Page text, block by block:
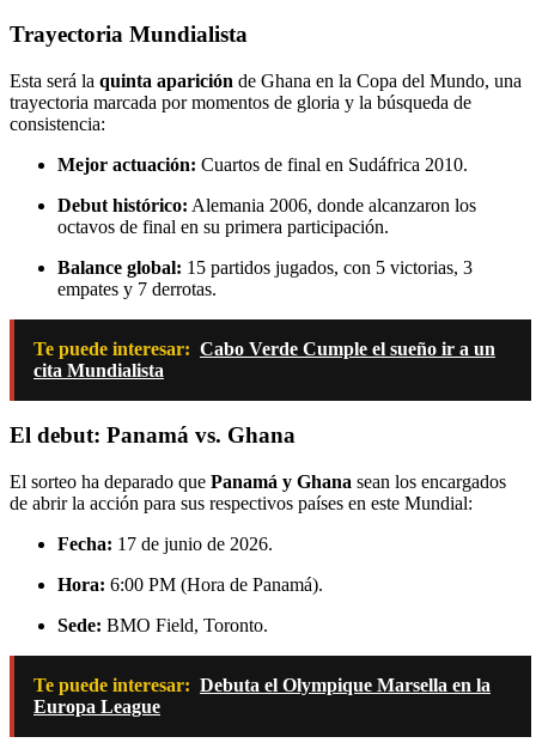
Trayectoria Mundialista
Esta será la quinta aparición de Ghana en la Copa del Mundo, una
trayectoria marcada por momentos de gloria y la búsqueda de
consistencia:
Mejor actuación: Cuartos de final en Sudáfrica 2010.
Debut histórico: Alemania 2006, donde alcanzaron los
octavos de final en su primera participación.
Balance global: 15 partidos jugados, con 5 victorias, 3
empates y 7 derrotas.
Te puede interesar: Cabo Verde Cumple el sueño ir a un
cita Mundialista
El debut: Panamá vs. Ghana
El sorteo ha deparado que Panamá y Ghana sean los encargados
de abrir la acción para sus respectivos países en este Mundial:
Fecha: 17 de junio de 2026.
Hora: 6:00 PM (Hora de Panamá).
Sede: BMO Field, Toronto.
Te puede interesar: Debuta el Olympique Marsella en la
Europa League